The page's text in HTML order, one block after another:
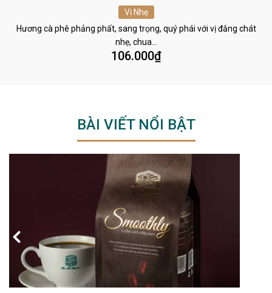
Vị Nhẹ
Hương cà phê phảng phất, sang trọng, quý phái với vị đắng chát
nhẹ, chua…
106.000₫
BÀI VIẾT NỔI BẬT